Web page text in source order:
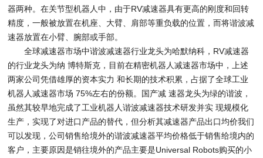
器两种。在关节型机器人中，由于RV减速器具有更高的刚度和回转
精度，一般被放置在机座、大臂、肩部等重负载的位置，而将谐波减
速器放置在小臂、腕部或手部。
全球减速器市场中谐波减速器行业龙头为哈默纳科，RV减速器
的行业龙头为纳 博特斯克，目前在精密机器人减速器市场中，上述
两家公司凭借雄厚的资本实力 和长期的技术积累，占据了全球工业
机器人减速器市场 75%左右的份额。国产减 速器龙头为绿的谐波，
虽然其较早地完成了工业机器人谐波减速器技术研发并实 现规模化
生产，实现了对进口产品的替代，但分析其减速器产品出口均价我们
可以发现，公司销售给境外的谐波减速器平均价格低于销售给境内的
客户，主要原因是销往境外的产品主要是Universal Robots购买的小